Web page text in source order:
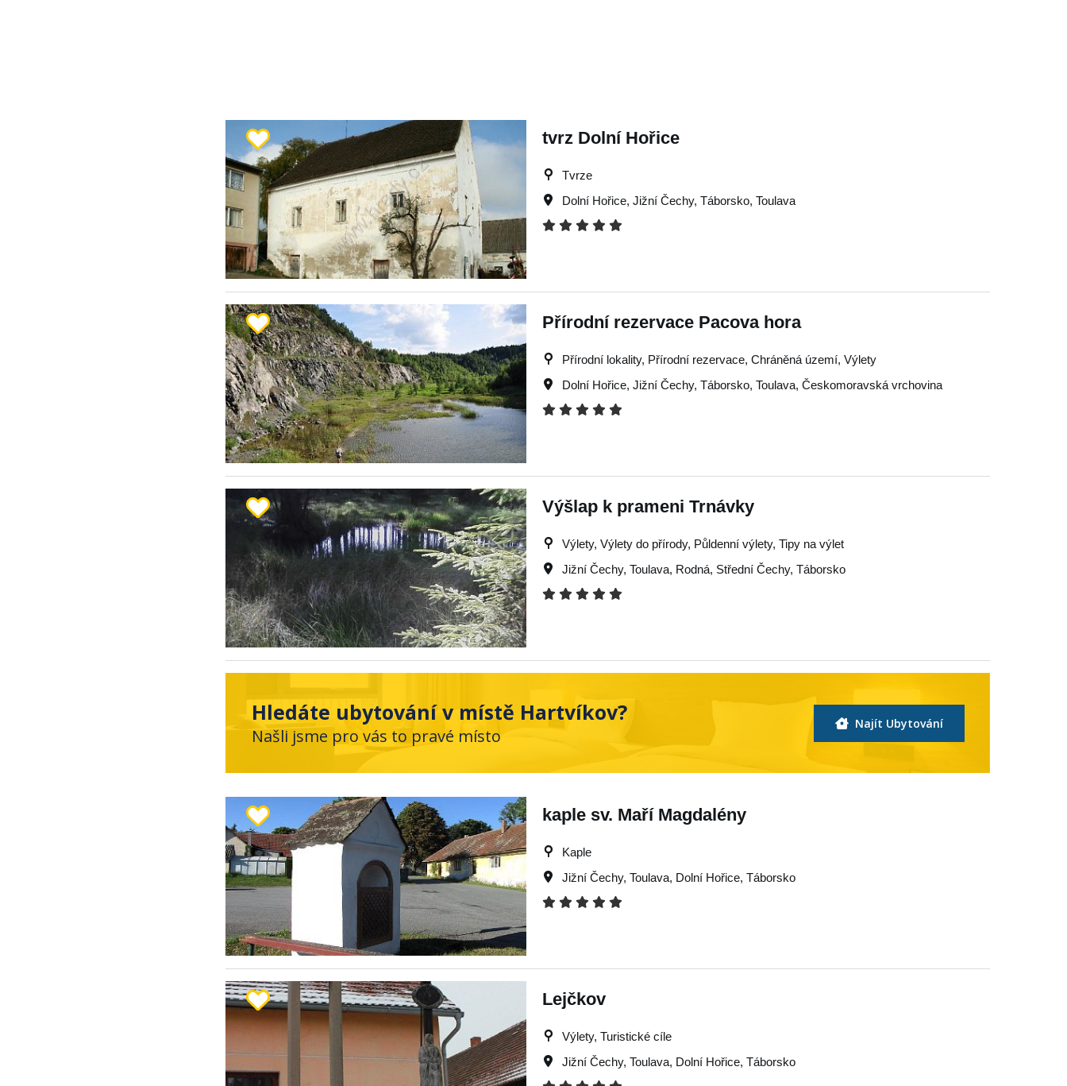
tvrz Dolní Hořice
Tvrze
Dolní Hořice,Jižní Čechy,Táborsko,Toulava
Přírodní rezervace Pacova hora
Přírodní lokality, Přírodní rezervace, Chráněná území, Výlety
Dolní Hořice,Jižní Čechy,Táborsko,Toulava,Českomoravská vrchovina
Výšlap k prameni Trnávky
Výlety, Výlety do přírody, Půldenní výlety, Tipy na výlet
Jižní Čechy,Toulava, Rodná, Střední Čechy,Táborsko
Hledáte ubytování v místě Hartvíkov?
Našli jsme pro vás to pravé místo
Najít Ubytování
kaple sv. Maří Magdalény
Kaple
Jižní Čechy,Toulava, Dolní Hořice,Táborsko
Lejčkov
Výlety, Turistické cíle
Jižní Čechy,Toulava, Dolní Hořice,Táborsko